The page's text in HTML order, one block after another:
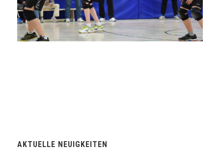
AKTUELLE NEUIGKEITEN